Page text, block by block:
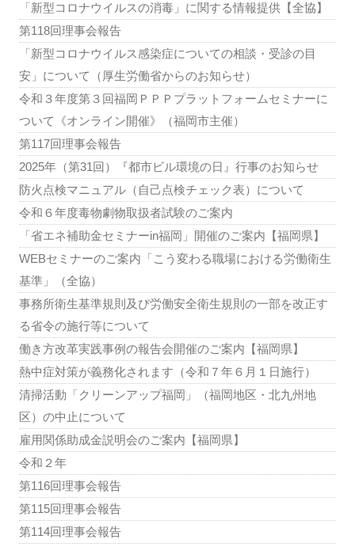
「新型コロナウイルスの消毒」に関する情報提供【全協】
第118回理事会報告
「新型コロナウイルス感染症についての相談・受診の目
安」について（厚生労働省からのお知らせ）
令和３年度第３回福岡ＰＰＰプラットフォームセミナーに
ついて《オンライン開催》（福岡市主催）
第117回理事会報告
2025年（第31回）『都市ビル環境の日』行事のお知らせ
防火点検マニュアル（自己点検チェック表）について
令和６年度毒物劇物取扱者試験のご案内
「省エネ補助金セミナーin福岡」開催のご案内【福岡県】
WEBセミナーのご案内「こう変わる職場における労働衛生
基準」（全協）
事務所衛生基準規則及び労働安全衛生規則の一部を改正す
る省令の施行等について
働き方改革実践事例の報告会開催のご案内【福岡県】
熱中症対策が義務化されます（令和７年６月１日施行）
清掃活動「クリーンアップ福岡」（福岡地区・北九州地
区）の中止について
雇用関係助成金説明会のご案内【福岡県】
令和２年
第116回理事会報告
第115回理事会報告
第114回理事会報告